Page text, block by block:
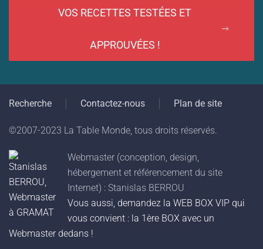
VOS RECETTES TESTÉES ET
APPROUVÉES !
Recherche Contactez-nous Plan de site
©2007-2023 La Table Monde, tous droits réservés.
Webmaster (conception, design,
hébergement et référencement du site
Internet) : Stanislas BERROU
Vous aussi, demandez la WEB BOX VIP qui
vous convient : la 1ère BOX avec un
Webmaster dedans !